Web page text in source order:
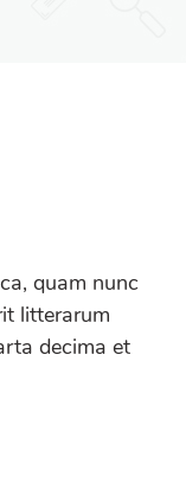
quam nunc
litterarum
decima et